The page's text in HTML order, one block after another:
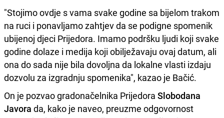
"Stojimo ovdje s vama svake godine sa bijelom trakom
na ruci i ponavljamo zahtjev da se podigne spomenik
ubijenoj djeci Prijedora. Imamo podršku ljudi koji svake
godine dolaze i medija koji obilježavaju ovaj datum, ali
ona do sada nije bila dovoljna da lokalne vlasti izdaju
dozvolu za izgradnju spomenika", kazao je Bačić.
On je pozvao gradonačelnika Prijedora Slobodana
Javora da, kako je naveo, preuzme odgovornost